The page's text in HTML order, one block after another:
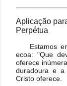
Aplicação
Perpétua
Estamos
ecoa: "Que
oferece
duradoura e a
Cristo oferece.